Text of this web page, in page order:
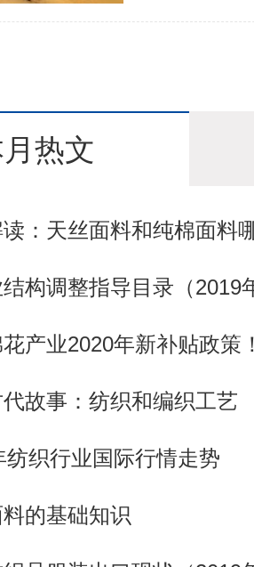
热文
：天丝面料和纯棉面料
结构调整指导目录（2019
产业2020年新补贴政策
故事：纺织和编织工艺
纺织行业国际行情走势
的基础知识